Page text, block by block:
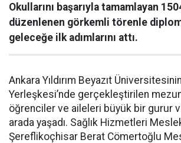
Okullarını başarıyla tamamlayan
düzenlenen görkemli törenle
geleceğe ilk adımlarını attı.
Ankara Yıldırım Beyazıt
Yerleşkesi’nde gerçekleştirilen
öğrenciler ve aileleri büyük bir gurur
arada yaşadı. Sağlık Hizmetleri
Şereflikoçhisar Berat Cömertoğlu